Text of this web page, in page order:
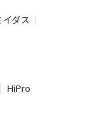
イダス
HiPro